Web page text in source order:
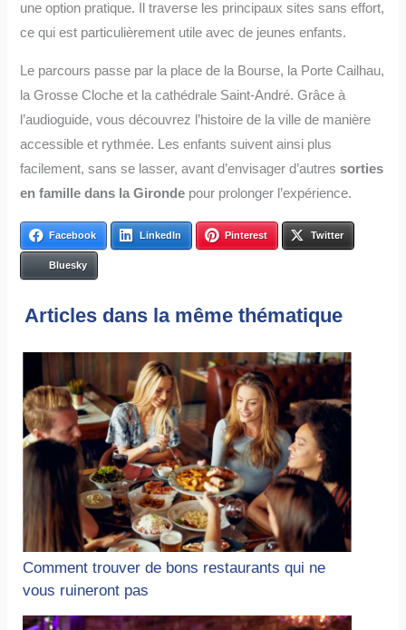
une option pratique. Il traverse les principaux sites sans effort,
ce qui est particulièrement utile avec de jeunes enfants.
Le parcours passe par la place de la Bourse, la Porte Cailhau,
la Grosse Cloche et la cathédrale Saint-André. Grâce à
l’audioguide, vous découvrez l’histoire de la ville de manière
accessible et rythmée. Les enfants suivent ainsi plus
facilement, sans se lasser, avant d’envisager d’autressorties
en famille dans la Gironde pour prolonger l’expérience.
Facebook LinkedIn Pinterest Twitter
Bluesky
Articles dans la même thématique
Comment trouver de bons restaurants qui ne
vous ruineront pas